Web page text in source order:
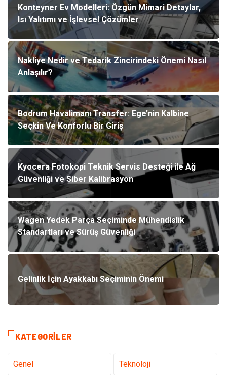
Konteyner Ev Modelleri: Özgün Mimari Detaylar,
Isı Yalıtımı ve İşlevsel Çözümler
Nakliye Nedir ve Tedarik Zincirindeki Önemi Nasıl
Anlaşılır?
Bodrum Havalimanı Transfer: Ege’nin Kalbine
Seçkin Ve Konforlu Bir Giriş
Kyocera Fotokopi Teknik Servis Desteği ile Ağ
Güvenliği ve Siber Kalibrasyon
Wagen Yedek Parça Seçiminde Mühendislik
Standartları ve Sürüş Güvenliği
Gelinlik İçin Ayakkabı Seçiminin Önemi
KATEGORILER
Genel Teknoloji